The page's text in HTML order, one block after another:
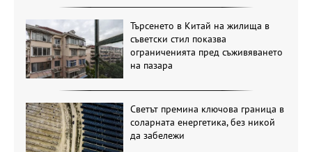
Търсенето в Китай на жилища в
съветски стил показва
ограниченията пред съживяването
на пазара
Светът премина ключова граница в
соларната енергетика, без никой
да забележи